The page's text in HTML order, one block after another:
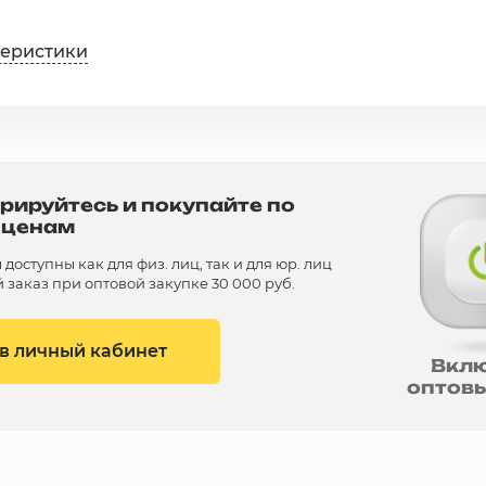
и покупайте по
как для физ. лиц, так и для юр. лиц
при оптовой закупке 30 000 руб.
личный кабинет